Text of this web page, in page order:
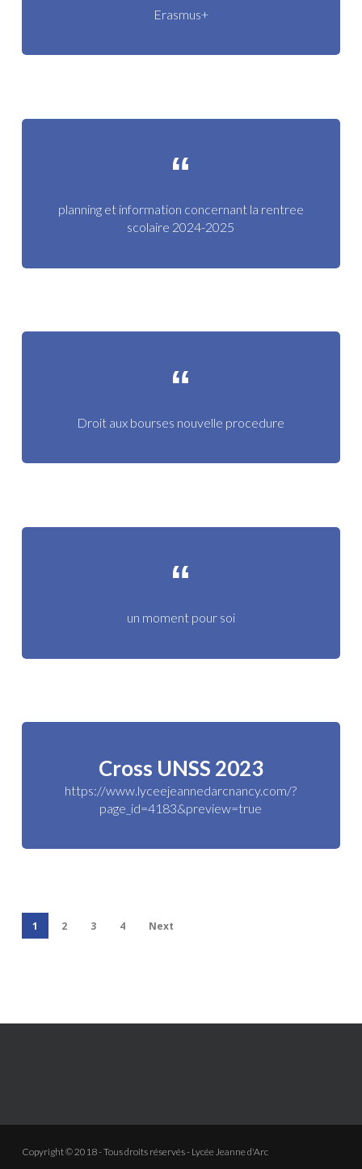
Erasmus+
planning et information concernant la rentree
scolaire 2024-2025
Droit aux bourses nouvelle procedure
un moment pour soi
Cross UNSS 2023
https://www.lyceejeannedarcnancy.com/?
page_id=4183&preview=true
1 2 3 4 Next
Copyright © 2018 - Tous droits réservés - Lycée Jeanne d'Arc